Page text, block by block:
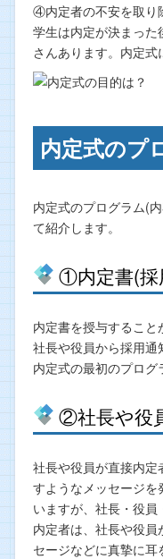
④内定者の不安を取り
学生は内定が決まった
さんあります。内定式
内定式のプ
内定式のプログラム(
て紹介します。
①内定書(採
内定書を授与するこ
社長や役員から採用通
内定式の最初のプログ
②社長や役
社長や役員が直接内
すようなメッセージ
いますが、社長・役員
内定者は、社長や役
セージなどに真摯に耳